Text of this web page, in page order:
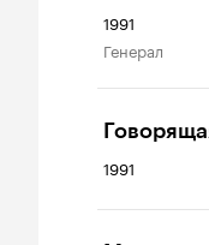
1991
генерал
1991